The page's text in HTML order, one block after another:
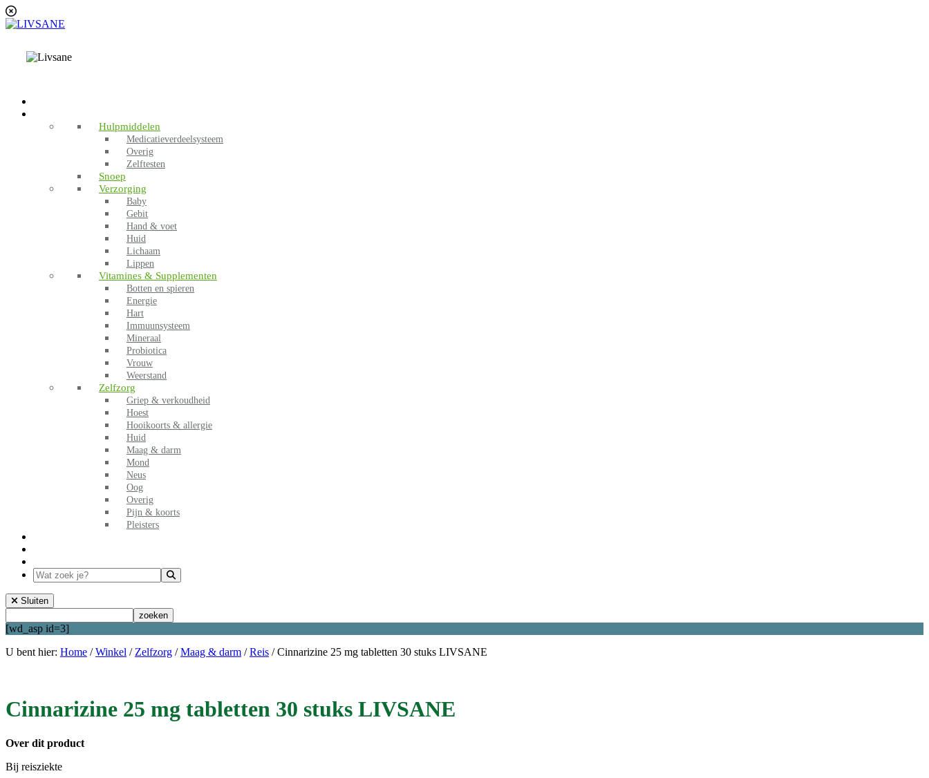
Hulpmiddelen
Medicatieverdeelsysteem
Overig
Zelftesten
Snoep
Verzorging
Baby
Gebit
Hand & voet
Huid
Lichaam
Lippen
Vitamines & Supplementen
Botten en spieren
Energie
Hart
Immuunsysteem
Mineraal
Probiotica
Vrouw
Weerstand
Zelfzorg
Griep & verkoudheid
Hoest
Hooikoorts & allergie
Huid
Maag & darm
Mond
Neus
Oog
Overig
Pijn & koorts
Pleisters
Sluiten
[wd_asp id=3]
U bent hier: Home /Winkel / Zelfzorg /Maag & darm /Reis /Cinnarizine 25 mg tabletten 30 stuks LIVSANE
Cinnarizine 25 mg tabletten 30 stuks LIVSANE
Over dit product
Bij reisziekte